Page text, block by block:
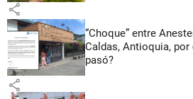
share
“Choque” entre
Caldas, Antioquia,
pasó?
share